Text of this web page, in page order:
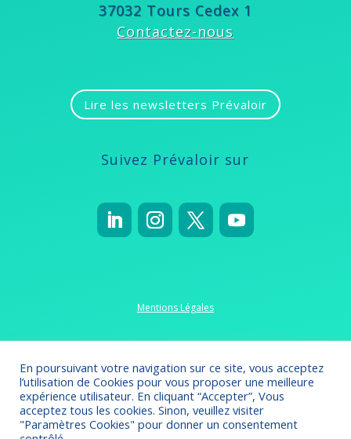
37032 Tours Cedex 1
Contactez-nous
Lire les newsletters Prévaloir
Suivez Prévaloir sur
Mentions Légales
Politique de confidentialité
Crédits 2022-2023// CréationOmsolution
En poursuivant votre navigation sur ce site, vous acceptez
l’utilisation de Cookies pour vous proposer une meilleure
expérience utilisateur. En cliquant “Accepter”, Vous
acceptez tous les cookies. Sinon, veuillez visiter
"Paramètres Cookies" pour donner un consentement